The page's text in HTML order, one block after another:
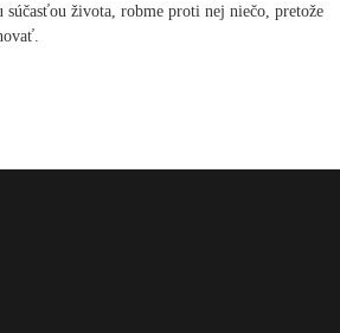
života, robme proti nej niečo, pretože